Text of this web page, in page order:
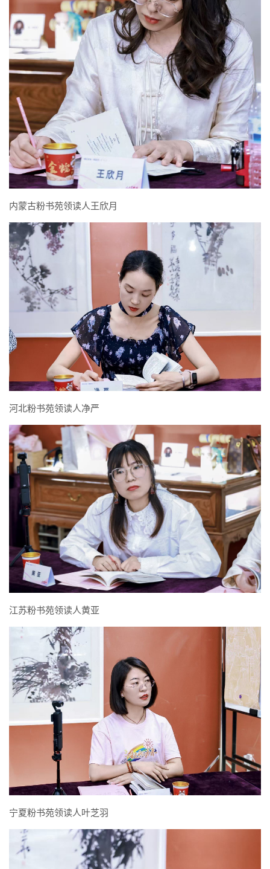
内蒙古粉书苑领读人王欣月
河北粉书苑领读人净严
江苏粉书苑领读人黄亚
宁夏粉书苑领读人叶芝羽